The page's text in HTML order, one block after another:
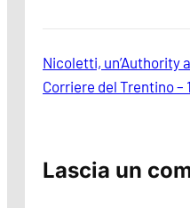
Nicoletti, un’Authority
Corriere del Trentino –
Lascia un